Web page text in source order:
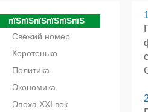
пїЅпїЅпїЅпїЅпїЅпїЅ
Свежий номер
Коротенько
Политика
Экономика
Эпоха XXI век